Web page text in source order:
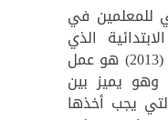
للمعلمين في
الذي
طوره Bertschy وآخرون عام (2013) هو عمل
يميز بين
يجب أخذها